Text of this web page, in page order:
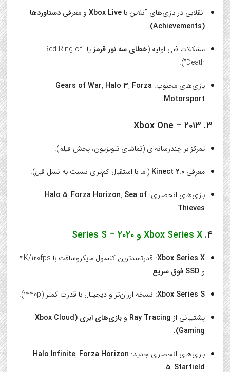
انقلابی در بازی‌های آنلاین با Xbox Live و معرفی دستاوردها
(Achievements)
.
مشکلات فنی اولیه (خطای سه نور قرمز
یا “Red Ring of
Death”).
بازی‌های محبوب:
Gears of War, Halo 3, Forza
Motorsport
.
۳. Xbox One – ۲۰۱۳
تمرکز بر چندرسانه‌ای (تماشای تلویزیون، پخش فیلم).
معرفی Kinect 2.0 (اما با استقبال کم‌تری نسبت به نسل قبل).
بازی‌های انحصاری:
Halo 5, Forza Horizon, Sea of
Thieves
.
۴. Xbox Series X و Series S – ۲۰۲۰
Xbox Series X
: قدرتمندترین کنسول مایکروسافت با ۴K/120fps
و SSD فوق سریع
.
Xbox Series S: نسخه ارزان‌تر و دیجیتال با قدرت کمتر (1440p).
پشتیبانی از Ray Tracing و
بازی‌های ابری (Xbox Cloud
Gaming)
.
بازی‌های انحصاری جدید:
Halo Infinite, Forza Horizon
5, Starfield
.